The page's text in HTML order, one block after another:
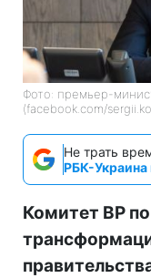
Фото: премьер-
(facebook.com/
Не трать
РБК-Украина
Комитет ВР